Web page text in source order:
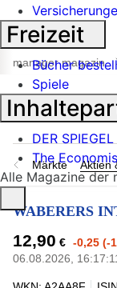
Suche
öffnen
manager magazin
Märkte Aktien
WABERERS
12,90 € -0,25 (-
06.08.2026,
Freizeit
Bücher
Spiele
DER SPIEGEL
The
Alle Magazine der